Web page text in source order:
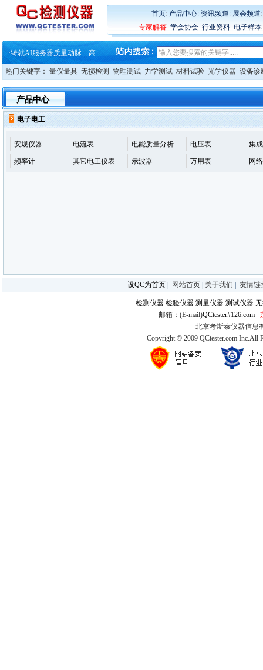
首页: 产品中心: 资讯频道: 展会频道
专家解答: 学会协会: 行业资料: 电子样本
ZEISS BOSELLO ADR 让内部缺
蔡司和亿纬锂能达成战略合作
大牌云集 买家升级 ——26
·蔡司软件 | 高效变形分析能
·铸就AI服务器质量动脉 – 高
·铸就AI服务器质量动脉 – 高
·ZEISS BOSELLO ADR 让内部缺
大牌云集 买家升级 ——26
热门关键字： 量仪量具 无损检测 物理测试 力学测试 材料试验 光学仪器 设备诊
产品中心
电子电工
安规仪器 电流表 电能质量分析 电压表 集
频率计 其它电工仪表 示波器 万用表 网
设QC为首页 网站首页 关于我们 友情链
检测仪器 检验仪器 测量仪器 测试仪器
邮箱：(E-mail)QCtester#126.com
北京考斯泰仪器信息
Copyright © 2009 QCtester.com Inc.All